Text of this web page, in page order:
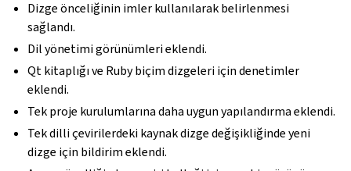
Dizge önceliğinin imler kullanılarak belirlenmesi
sağlandı.
Dil yönetimi görünümleri eklendi.
Qt kitaplığı ve Ruby biçim dizgeleri için denetimler
eklendi.
Tek proje kurulumlarına daha uygun yapılandırma eklendi.
Tek dilli çevirilerdeki kaynak dizge değişikliğinde yeni
dizge için bildirim eklendi.